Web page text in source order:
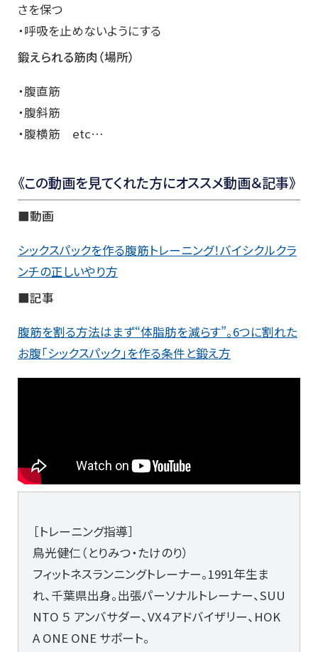
さを保つ
・呼吸を止めないようにする
鍛えられる筋肉（場所）
・腹直筋
・腹斜筋
・腹横筋 etc…
《この動画を見てくれた方にオススメ動画＆記事》
■動画
シックスパックを作る腹筋トレーニング！バイシクルクラ
ンチの正しいやり方
■記事
腹筋を割る方法はまず“体脂肪を減らす”。6つに割れた
お腹「シックスパック」を作る条件と鍛え方
［トレーニング指導］
鳥光健仁（とりみつ・たけのり）
フィットネスランニングトレーナー。1991年生ま
れ、千葉県出身。出張パーソナルトレーナー、SUU
NTO ５ アンバサダー、VX４アドバイザリー、HOK
A ONE ONE サポート。